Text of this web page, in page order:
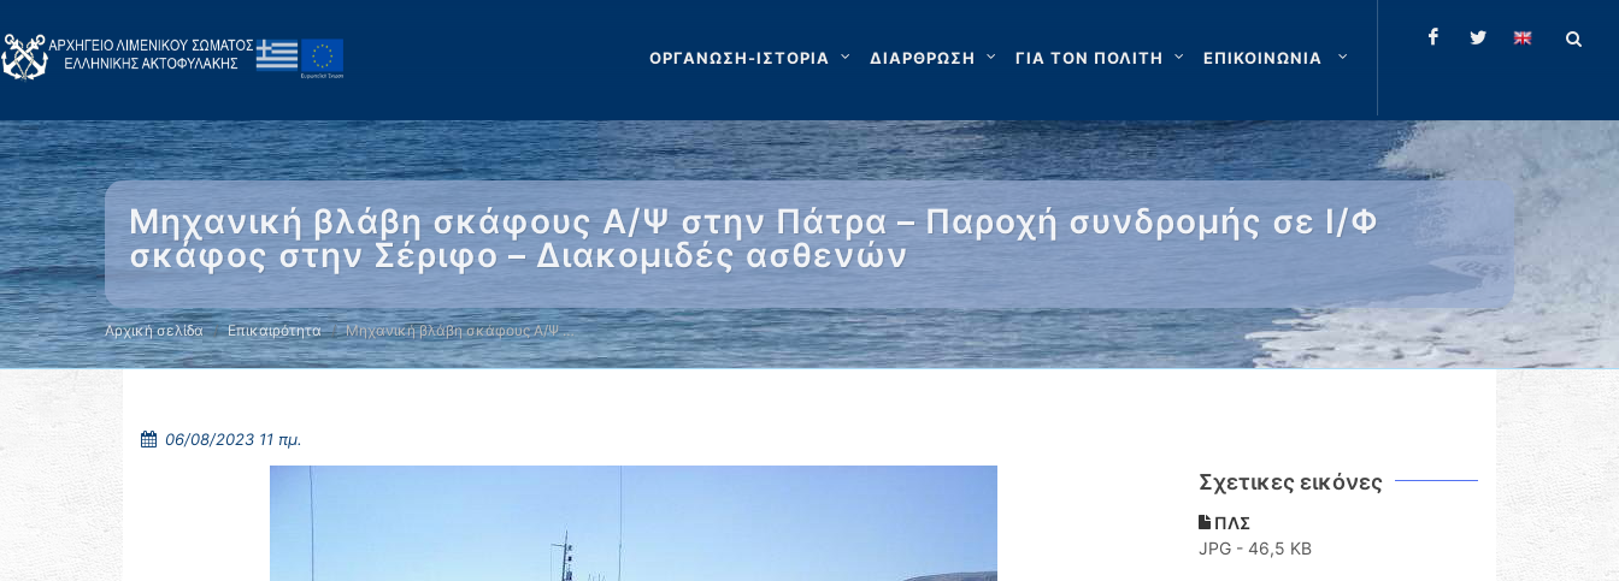
ΟΡΓΑΝΩΣΗ-ΙΣΤΟΡΙΑ ΔΙΑΡΘΡΩΣΗ ΓΙΑ ΤΟΝ ΠΟΛΙΤΗ ΕΠΙΚΟΙΝΩΝΙΑ
Μηχανική βλάβη σκάφους Α/Ψ στην Πάτρα – Παροχή συνδρομής σε Ι/Φ
σκάφος στην Σέριφο – Διακομιδές ασθενών
Αρχική σελίδα Επικαιρότητα Μηχανική βλάβη σκάφους Α/Ψ …
06/08/2023 11 πμ.
Σχετικες εικόνες
ΠΛΣ
JPG - 46,5 KB